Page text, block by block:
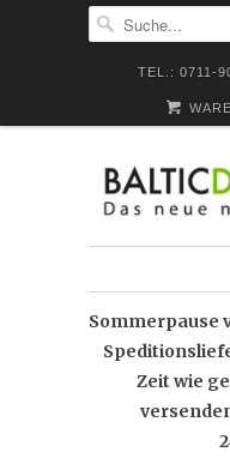
TEL.: 0711-
Sommerpause
Zeit wie